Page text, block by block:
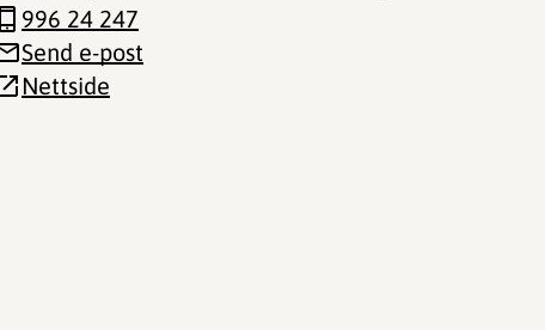
996 24 247
Send e-post
Nettside